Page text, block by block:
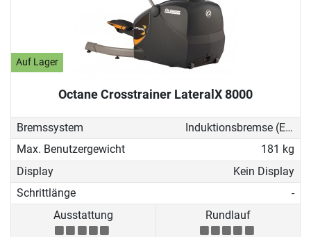
Auf Lager
Octane Crosstrainer LateralX 8000
Bremssystem
Induktionsbremse (EMS)
Max. Benutzergewicht
181 kg
Display
Kein Display
Schrittlänge
-
Ausstattung
Rundlauf